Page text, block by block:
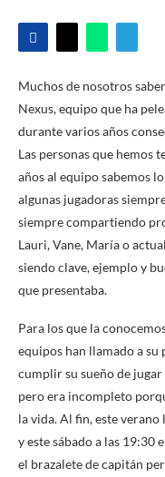
Muchos de nosotros
Nexus, equipo que ha
durante varios años
Las personas que hemos
años al equipo sabemos
algunas jugadoras
siempre compartiendo
Lauri, Vane, María o
siendo clave, ejemplo y
que presentaba.
Para los que la
equipos han llamado a
cumplir su sueño de jugar
pero era incompleto
la vida. Al fin, este
y este sábado a las 19:30
el brazalete de capitán